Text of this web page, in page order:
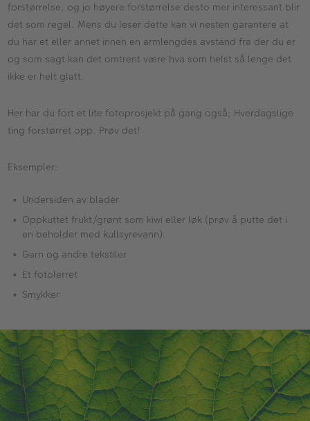
forstørrelse, og jo høyere forstørrelse desto mer interessant blir
det som regel. Mens du leser dette kan vi nesten garantere at
du har et eller annet innen en armlengdes avstand fra der du er
og som sagt kan det omtrent være hva som helst så lenge det
ikke er helt glatt.
Her har du fort et lite fotoprosjekt på gang også; Hverdagslige
ting forstørret opp. Prøv det!
Eksempler:
Undersiden av blader
Oppkuttet frukt/grønt som kiwi eller løk (prøv å putte det i
en beholder med kullsyrevann)
Garn og andre tekstiler
Et fotolerret
Smykker